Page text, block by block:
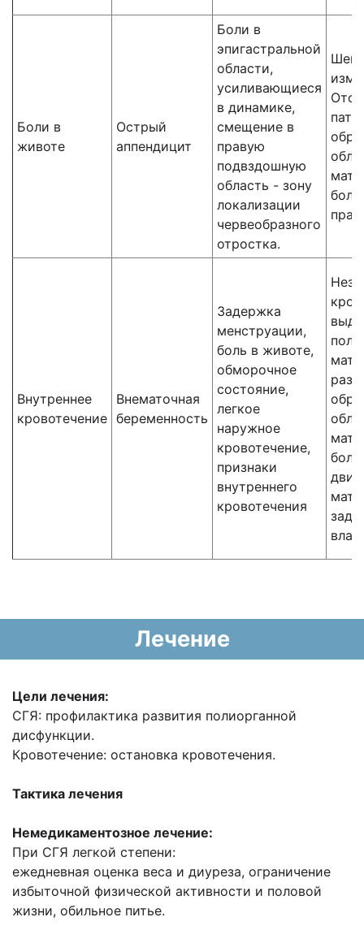
Боли в
животе
Острый
аппендицит
Боли в
эпигастральной
области,
усиливающиеся
в динамике,
смещение в
правую
подвздошную
область - зону
локализации
червеобразного
отростка.
Внутреннее
кровотечение
Внематочная
беременность
Задержка
менструации,
боль в животе,
обморочное
состояние,
легкое
наружное
кровотечение,
признаки
внутреннего
кровотечения
Лечение
Цели лечения:
СГЯ: профилактика развития полиорганной
дисфункции.
Кровотечение: остановка кровотечения.
Тактика лечения
Немедикаментозное лечение:
При СГЯ легкой степени:
ежедневная оценка веса и диуреза, ограничение
избыточной физической активности и половой
жизни, обильное питье.